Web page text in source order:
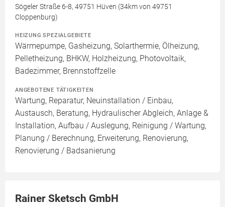
Sögeler Straße 6-8, 49751 Hüven (34km von 49751
Cloppenburg)
HEIZUNG SPEZIALGEBIETE
Wärmepumpe, Gasheizung, Solarthermie, Ölheizung,
Pelletheizung, BHKW, Holzheizung, Photovoltaik,
Badezimmer, Brennstoffzelle
ANGEBOTENE TÄTIGKEITEN
Wartung, Reparatur, Neuinstallation / Einbau,
Austausch, Beratung, Hydraulischer Abgleich, Anlage &
Installation, Aufbau / Auslegung, Reinigung / Wartung,
Planung / Berechnung, Erweiterung, Renovierung,
Renovierung / Badsanierung
Rainer Sketsch GmbH